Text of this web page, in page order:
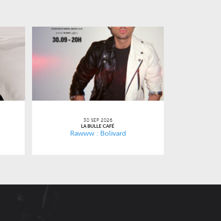
30 SEP 2026
LA BULLE CAFÉ
Rawww : Bolivard